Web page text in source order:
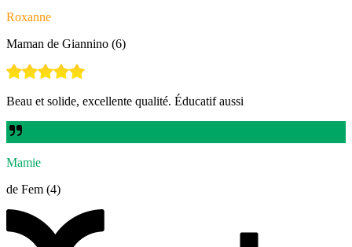
Roxanne
Maman de Giannino (6)
Beau et solide, excellente qualité. Éducatif aussi
Mamie
de Fem (4)